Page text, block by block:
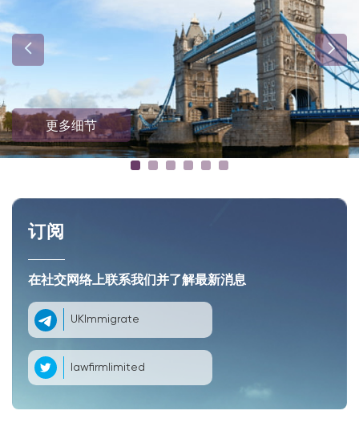
更多细节
订阅
在社交网络上联系我们并了解最新消息
UKImmigrate
lawfirmlimited